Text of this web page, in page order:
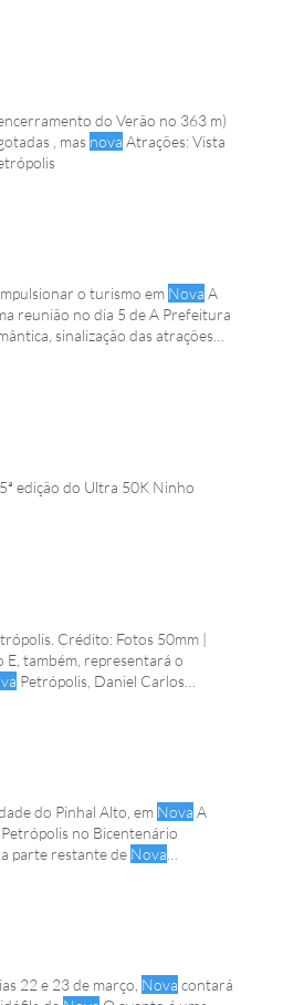
do Verão no 363 m)
, mas nova Atrações: Vista
o turismo em Nova A
reunião no dia 5 de A Prefeitura
sinalização das atrações
edição do Ultra 50K Ninho
Crédito: Fotos 50mm |
E, também, representará o
Petrópolis, Daniel Carlos
do Bicentenário da Imigração Alemã A comunidade do Pinhal Alto, em Nova A
Petrópolis no Bicentenário
parte restante de Nova
22 e 23 de março, Nova contará